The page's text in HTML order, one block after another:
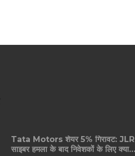
Tata Motors शेयर 5% गिरावट: JLR
साइबर हमला के बाद निवेशकों के लिए क्या